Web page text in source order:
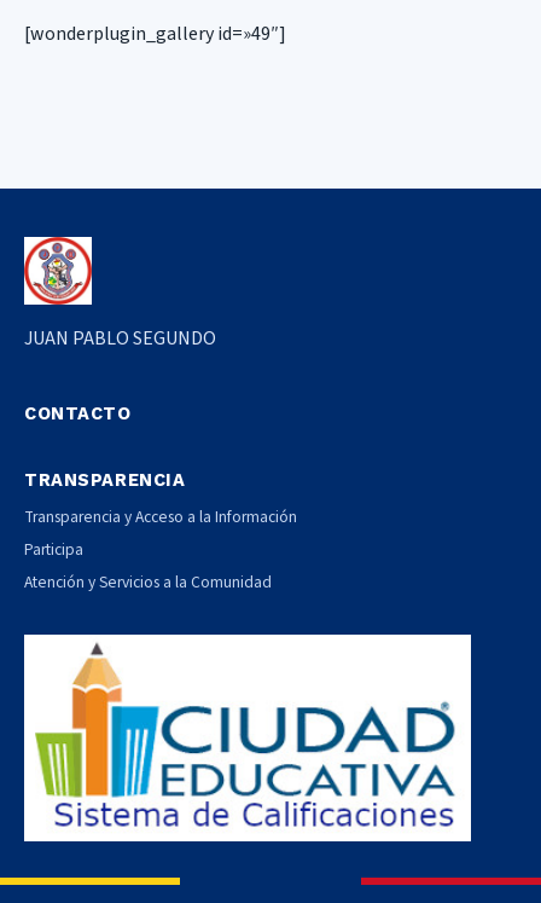
[wonderplugin_gallery id=»49″]
JUAN PABLO SEGUNDO
CONTACTO
TRANSPARENCIA
Transparencia y Acceso a la Información
Participa
Atención y Servicios a la Comunidad